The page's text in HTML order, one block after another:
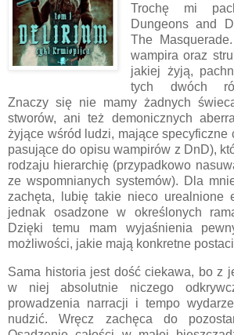
Trochę mi
Dungeons and
The
wampira oraz
jakiej żyją,
tych dwóch
Znaczy się nie mamy żadnych
stworów, ani też demonicznych
żyjące wśród ludzi, mające specyficzne
pasujące do opisu wampirów z DnD),
rodzaju hierarchię (przypadkowo
ze wspomnianych systemów). Dla
zachęta, lubię takie nieco urealnione
jednak osadzone w określonych
Dzięki temu mam wyjaśnienia
możliwości, jakie mają konkretne
Sama historia jest dość ciekawa, bo z
w niej absolutnie niczego
prowadzenia narracji i tempo
nudzić. Wręcz zachęca do